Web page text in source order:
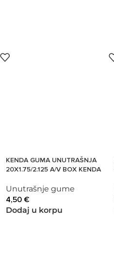
KENDA GUMA UNUTRAŠNJA
20X1.75/2.125 A/V BOX KENDA
Unutrašnje gume
4,50 €
Dodaj u korpu